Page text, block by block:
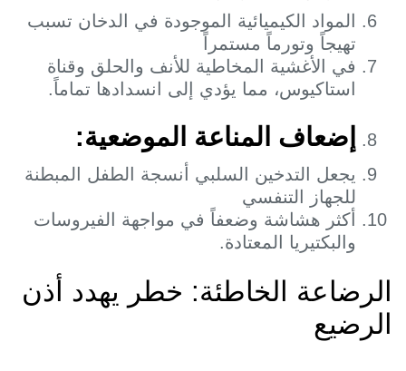
المواد الكيميائية الموجودة في الدخان تسبب
تهيجاً وتورماً مستمراً
في الأغشية المخاطية للأنف والحلق وقناة
استاكيوس، مما يؤدي إلى انسدادها تماماً.
إضعاف المناعة الموضعية:
يجعل التدخين السلبي أنسجة الطفل المبطنة
للجهاز التنفسي
أكثر هشاشة وضعفاً في مواجهة الفيروسات
والبكتيريا المعتادة.
الخاطئة: خطر يهدد أذن